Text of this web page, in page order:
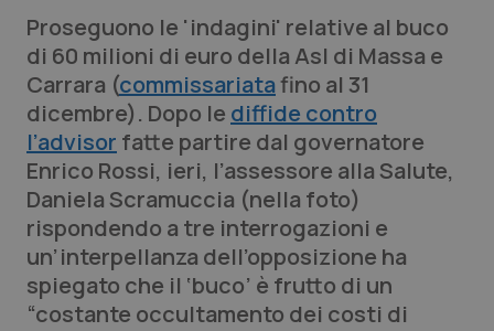
Lettere al direttore
Edizioni Regionali
QS Pro
Professionisti Sanitari.AI
Abruzzo
Basilicata
QS Pro Gold
Artrite & artrosi
QS Club Newsletter
Proseguono le 'indagini' relative al buco
di 60 milioni di euro della Asl di Massa e
Carrara (commissariatafino al 31
dicembre). Dopo le diffide contro
l’advisor fatte partire dal governatore
Enrico Rossi, ieri, l’assessore alla Salute,
Daniela Scramuccia (nella foto)
rispondendo a tre interrogazioni e
un’interpellanza dell’opposizione ha
spiegato che il ‘buco’ è frutto di un
“costante occultamento dei costi di